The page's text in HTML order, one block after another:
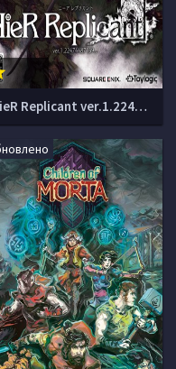
NieR Replicant ver.1.22474487139...